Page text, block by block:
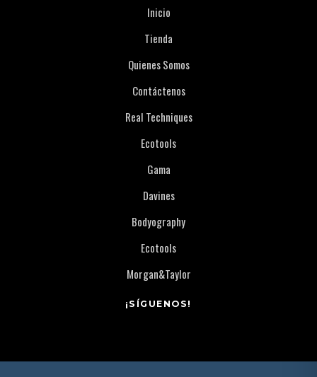
Inicio
Tienda
Quienes Somos
Contáctenos
Real Techniques
Ecotools
Gama
Davines
Bodyography
Ecotools
Morgan&Taylor
¡SÍGUENOS!